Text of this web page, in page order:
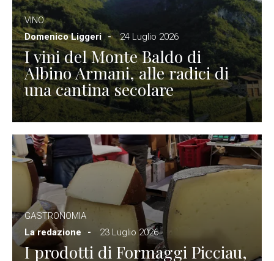
VINO
Domenico Liggeri
24 Luglio 2026
I vini del Monte Baldo di
Albino Armani, alle radici di
una cantina secolare
GASTRONOMIA
La redazione
23 Luglio 2026
I prodotti di Formaggi Picciau,